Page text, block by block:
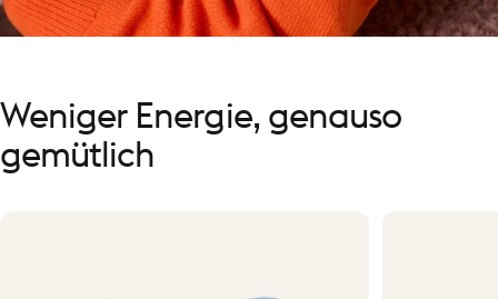
Weniger Energie, genauso
gemütlich